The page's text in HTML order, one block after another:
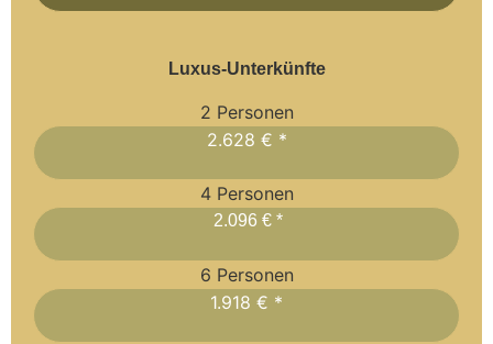
Luxus-Unterkünfte
2 Personen
2.628 € *
4 Personen
2.096 € *
6 Personen
1.918 € *